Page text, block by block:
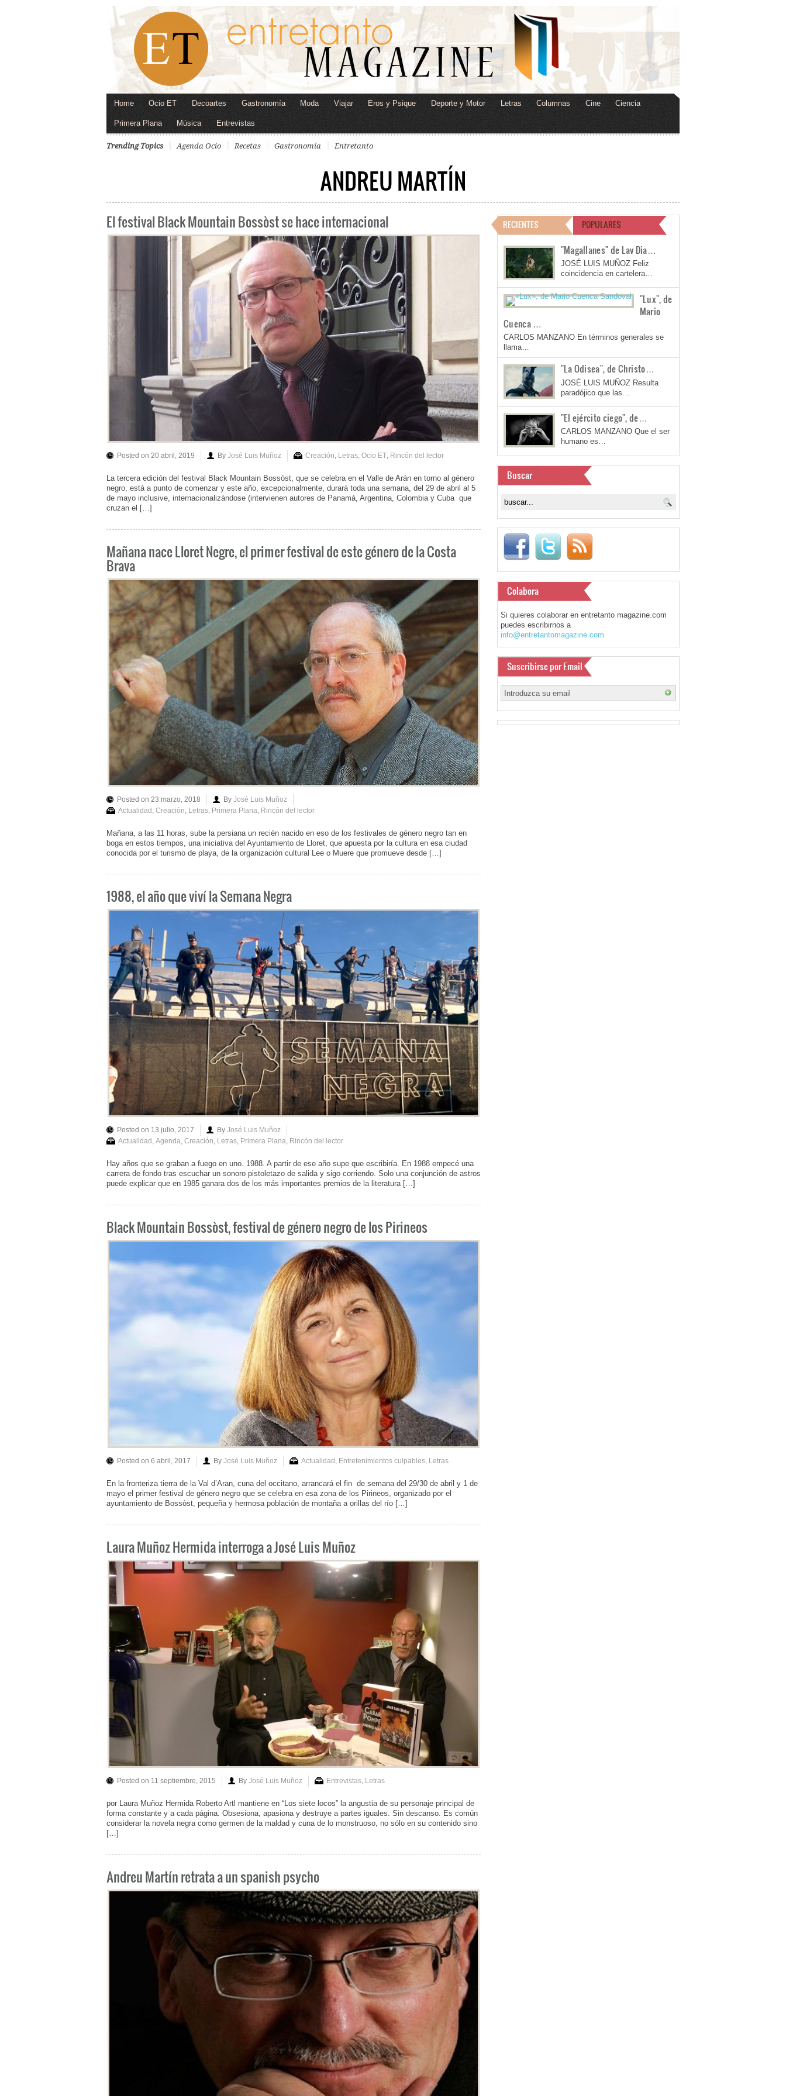
Home Ocio ET Decoartes Gastronomía Moda Viajar Eros y Psique Deporte y Motor Letras Columnas Cine Ciencia
Primera Plana Música Entrevistas
Trending Topics Agenda Ocio Recetas Gastronomía Entretanto
ANDREU MARTÍN
El festival Black Mountain Bossòst se hace internacional
Posted on 20 abril, 2019 By José Luis Muñoz Creación Letras Ocio ET Rincón del lector
La tercera edición del festival Black Mountain Bossòst, que se celebra en el Valle de Arán en torno al género
negro, está a punto de comenzar y este año, excepcionalmente, durará toda una semana, del 29 de abril al 5
de mayo inclusive, internacionalizándose (intervienen autores de Panamá, Argentina, Colombia y Cuba que
cruzan el […]
Mañana nace Lloret Negre, el primer festival de este género de la Costa
Brava
Posted on 23 marzo, 2018 By José Luis Muñoz
Actualidad Creación Letras Primera Plana Rincón del lector
Mañana, a las 11 horas, sube la persiana un recién nacido en eso de los festivales de género negro tan en
boga en estos tiempos, una iniciativa del Ayuntamiento de Lloret, que apuesta por la cultura en esa ciudad
conocida por el turismo de playa, de la organización cultural Lee o Muere que promueve desde […]
1988, el año que viví la Semana Negra
Posted on 13 julio, 2017 By José Luis Muñoz
Actualidad , Agenda, Creación, Letras, Primera Plana, Rincón del lector
Hay años que se graban a fuego en uno. 1988. A partir de ese año supe que escribiría. En 1988 empecé una
carrera de fondo tras escuchar un sonoro pistoletazo de salida y sigo corriendo. Solo una conjunción de astros
puede explicar que en 1985 ganara dos de los más importantes premios de la literatura […]
Black Mountain Bossòst, festival de género negro de los Pirineos
Posted on 6 abril, 2017 By José Luis Muñoz Actualidad , Entretenimientos culpables, Letras
En la fronteriza tierra de la Val d’Aran, cuna del occitano, arrancará el fin de semana del 29/30 de abril y 1 de
mayo el primer festival de género negro que se celebra en esa zona de los Pirineos, organizado por el
ayuntamiento de Bossòst, pequeña y hermosa población de montaña a orillas del río […]
Laura Muñoz Hermida interroga a José Luis Muñoz
Posted on 11 septiembre, 2015 By José Luis Muñoz Entrevistas, Letras
por Laura Muñoz Hermida Roberto Artl mantiene en “Los siete locos” la angustia de su personaje principal de
forma constante y a cada página. Obsesiona, apasiona y destruye a partes iguales. Sin descanso. Es común
considerar la novela negra como germen de la maldad y cuna de lo monstruoso, no sólo en su contenido sino
[…]
Andreu Martín retrata a un spanish psycho
RECIENTES POPULARES
"Magallanes" de Lav Dia…
JOSÉ LUIS MUÑOZ Feliz
coincidencia en cartelera…
"Lux", de
Mario
Cuenca …
CARLOS MANZANO En términos generales se
llama…
"La Odisea", de Christo…
JOSÉ LUIS MUÑOZ Resulta
paradójico que las…
"El ejército ciego", de…
CARLOS MANZANO Que el ser
humano es…
Buscar
Colabora
Si quieres colaborar en entretanto magazine.com
puedes escribirnos a
info@entretantomagazine.com
Suscribirse por Email